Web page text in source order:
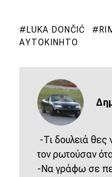
LUKA DONČIĆ
ΑΥΤΟΚΊΝΗΤΟ
-Τι δουλειά θες
τον ρωτούσαν
-Να γράφω σε